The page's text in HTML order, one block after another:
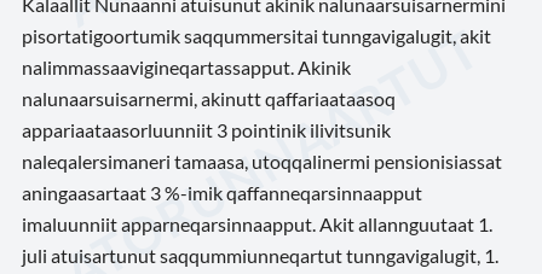
pisortatigoortumik saqqummersitai tunngavigalugit, akit
nalimmassaavigineqartassapput. Akinik
nalunaarsuisarnermi, akinutt qaffariaataasoq
appariaataasorluunniit 3 pointinik ilivitsunik
naleqalersimaneri tamaasa, utoqqalinermi pensionisiassat
aningaasartaat 3 %-imik qaffanneqarsinnaapput
imaluunniit apparneqarsinnaapput. Akit allannguutaat 1.
juli atuisartunut saqqummiunneqartut tunngavigalugit, 1.